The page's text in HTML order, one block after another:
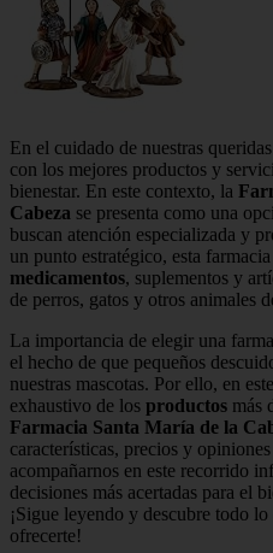
En el cuidado de nuestras queridas
con los mejores productos y
bienestar. En este contexto, la
Cabeza se presenta como una
buscan atención especializada y
un punto estratégico, esta
medicamentos, suplementos y
de perros, gatos y otros animales
La importancia de elegir una
el hecho de que pequeños
nuestras mascotas. Por ello, en
exhaustivo de los productos más
Farmacia Santa María de la
características, precios y
acompañarnos en este recorrido
decisiones más acertadas para el
¡Sigue leyendo y descubre todo
ofrecerte!